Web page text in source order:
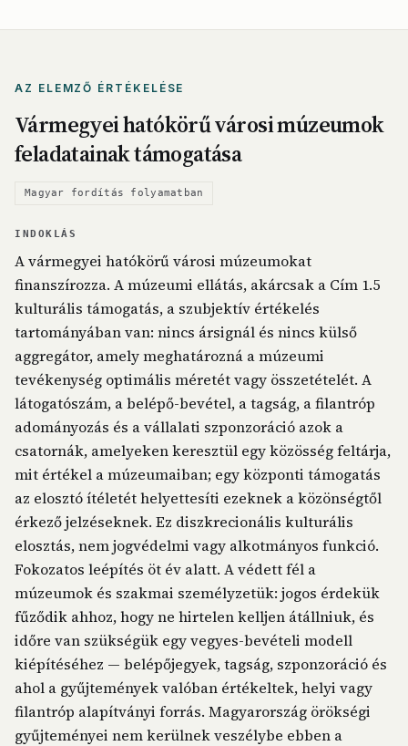
AZ ELEMZŐ ÉRTÉKELÉSE
Vármegyei hatókörű városi múzeumok
feladatainak támogatása
Magyar fordítás folyamatban
INDOKLÁS
A vármegyei hatókörű városi múzeumokat
finanszírozza. A múzeumi ellátás, akárcsak a Cím 1.5
kulturális támogatás, a szubjektív értékelés
tartományában van: nincs ársignál és nincs külső
aggregátor, amely meghatározná a múzeumi
tevékenység optimális méretét vagy összetételét. A
látogatószám, a belépő-bevétel, a tagság, a filantróp
adományozás és a vállalati szponzoráció azok a
csatornák, amelyeken keresztül egy közösség feltárja,
mit értékel a múzeumaiban; egy központi támogatás
az elosztó ítéletét helyettesíti ezeknek a közönségtől
érkező jelzéseknek. Ez diszkrecionális kulturális
elosztás, nem jogvédelmi vagy alkotmányos funkció.
Fokozatos leépítés öt év alatt. A védett fél a
múzeumok és szakmai személyzetük: jogos érdekük
fűződik ahhoz, hogy ne hirtelen kelljen átállniuk, és
időre van szükségük egy vegyes-bevételi modell
kiépítéséhez — belépőjegyek, tagság, szponzoráció és
ahol a gyűjtemények valóban értékeltek, helyi vagy
filantróp alapítványi forrás. Magyarország örökségi
gyűjteményei nem kerülnek veszélybe ebben a